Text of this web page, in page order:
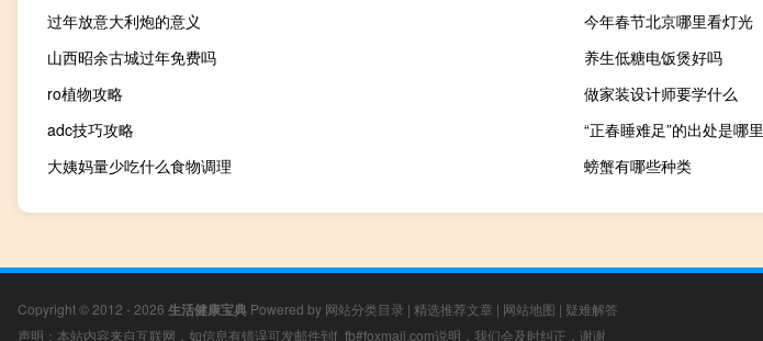
过年放意大利炮的意义
今年春节北京哪里看灯光
山西昭余古城过年免费吗
养生低糖电饭煲好吗
ro植物攻略
做家装设计师要学什么
adc技巧攻略
“正春睡难足”的出处是哪里
大姨妈量少吃什么食物调理
螃蟹有哪些种类
Copyright © 2012 - 2026 生活健康宝典 Powered by 网站分类目录 | 精选推荐文章 | 网站地图 | 疑难解答
声明：本站内容来自互联网，如信息有错误可发邮件到f_fb#foxmail.com说明，我们会及时纠正，谢谢